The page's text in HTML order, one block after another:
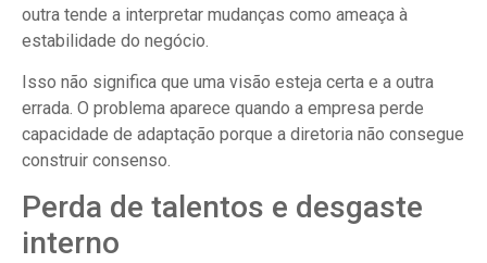
outra tende a interpretar mudanças como ameaça à
estabilidade do negócio.
Isso não significa que uma visão esteja certa e a outra
errada. O problema aparece quando a empresa perde
capacidade de adaptação porque a diretoria não consegue
construir consenso.
Perda de talentos e desgaste
interno